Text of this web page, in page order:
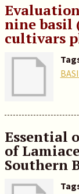
nine basil
cultivars
Essential
of
Southern